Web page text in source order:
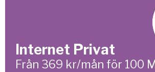
Internet Privat
Från 369 kr/mån för 100